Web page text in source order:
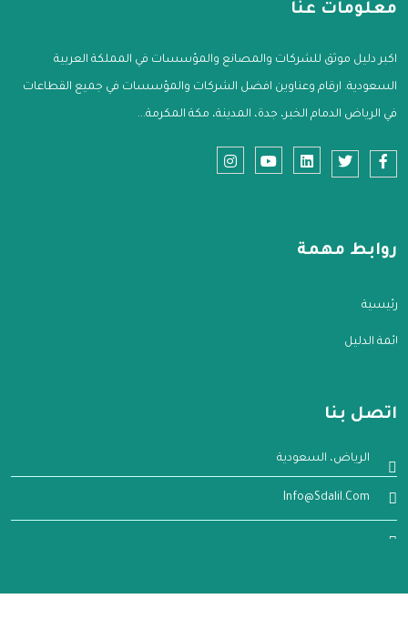
معلومات عنا
اكبر دليل موثق للشركات والمصانع والمؤسسات في المملكة العربية
السعودية. ارقام وعناوين افضل الشركات والمؤسسات في جميع القطاعات
في الرياض الدمام الخبر، جدة، المدينة، مكة المكرمة...
روابط مهمة
الرئيسية
قائمة الدليل
اتصل بنا
الرياض، السعودية
Info@sdalil.com